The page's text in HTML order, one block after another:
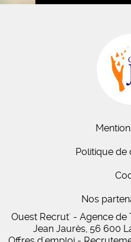
Politique de
Nos
Ouest Recrut' - Agence de
Jean Jaurès, 56 600